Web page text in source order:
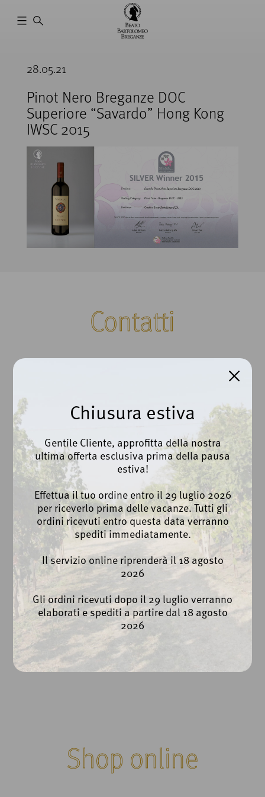
28.05.21
Pinot Nero Breganze DOC
Superiore “Savardo” Hong Kong
IWSC 2015
Contatti
Ph. +39 0445 873112
info@cantinabreganze.it
export@cantinabreganze.it
Privacy Policy
Cookie Policy
Whistleblowing
Shop online
Chiusura estiva
Gentile Cliente, approfitta della nostra
ultima offerta esclusiva prima della pausa
estiva!
Effettua il tuo ordine entro il 29 luglio 2026
per riceverlo prima delle vacanze. Tutti gli
ordini ricevuti entro questa data verranno
spediti immediatamente.
Il servizio online riprenderà il 18 agosto
2026
Gli ordini ricevuti dopo il 29 luglio verranno
elaborati e spediti a partire dal 18 agosto
2026